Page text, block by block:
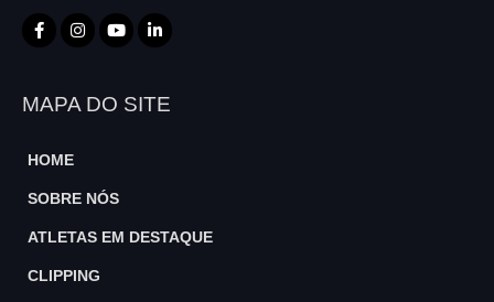
MAPA DO SITE
HOME
SOBRE NÓS
ATLETAS EM DESTAQUE
CLIPPING